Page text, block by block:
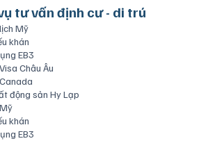
tư vấn định cư - di trú
Mỹ
khán
EB3
Châu Âu
động sản Hy Lạp
khán
EB3